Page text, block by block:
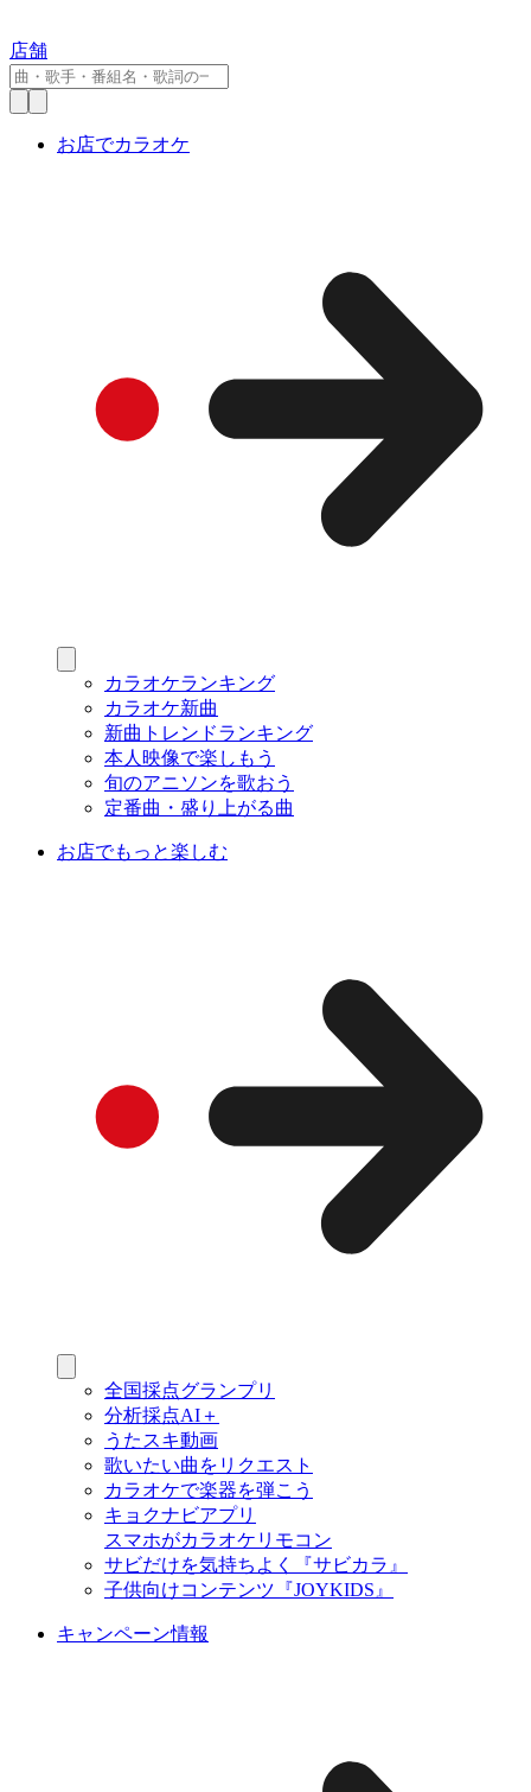
店舗
お店でカラオケ
カラオケランキング
カラオケ新曲
新曲トレンドランキング
本人映像で楽しもう
旬のアニソンを歌おう
定番曲・盛り上がる曲
お店でもっと楽しむ
全国採点グランプリ
分析採点AI＋
うたスキ動画
歌いたい曲をリクエスト
カラオケで楽器を弾こう
キョクナビアプリ
スマホがカラオケリモコン
サビだけを気持ちよく『サビカラ』
子供向けコンテンツ『JOYKIDS』
キャンペーン情報